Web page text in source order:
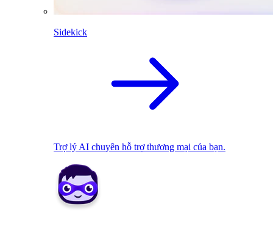
Sidekick
Trợ lý AI chuyên hỗ trợ thương mại của bạn.